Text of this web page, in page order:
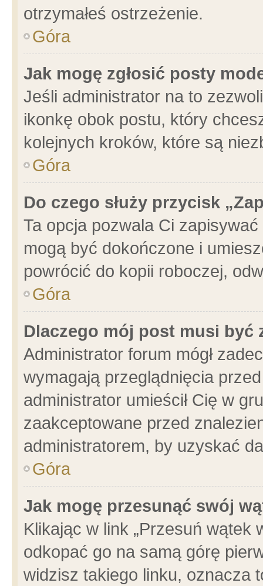
otrzymałeś ostrzeżenie.
Góra
Jak mogę zgłosić posty
Jeśli administrator na to
ikonkę obok postu, który
kolejnych kroków, które są
Góra
Do czego służy przycisk
Ta opcja pozwala Ci
mogą być dokończone i
powrócić do kopii roboczej,
Góra
Dlaczego mój post musi być
Administrator forum mógł
wymagają przeglądnięcia
administrator umieścił Cię w
zaakceptowane przed
administratorem, by uzyskać
Góra
Jak mogę przesunąć swój
Klikając w link „Przesuń wątek
odkopać go na samą górę
widzisz takiego linku, oznacza